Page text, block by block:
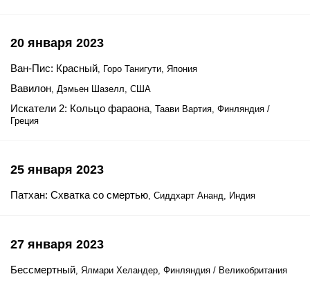
20 января 2023
Ван-Пис: Красный, Горо Танигути, Япония
Вавилон, Дэмьен Шазелл, США
Искатели 2: Кольцо фараона, Таави Вартия, Финляндия /
Греция
25 января 2023
Патхан: Схватка со смертью, Сиддхарт Ананд, Индия
27 января 2023
Бессмертный, Ялмари Хеландер, Финляндия / Великобритания